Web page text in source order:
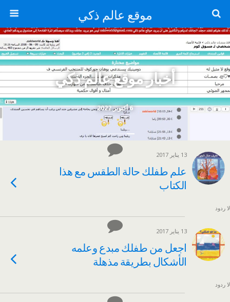
موقع عالم ذكي
6 أكتوبر 2022
أخبار موقع عالم ذكي
13 يناير 2017
علم طفلك حالة الطقس مع هذا
الكتاب
لا ردود
13 يناير 2017
اجعل من طفلك مبدع وعلمه
الأشكال بطريقة مذهلة
لا ردود